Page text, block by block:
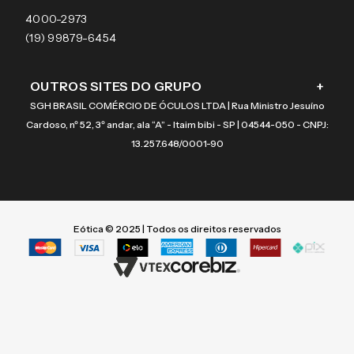
4000-2973
(19) 99879-6454
OUTROS SITES DO GRUPO +
SGH BRASIL COMÉRCIO DE ÓCULOS LTDA | Rua Ministro Jesuíno
Cardoso, nº 52, 3º andar, ala “A” - Itaim bibi - SP | 04544-050 - CNPJ:
13.257.648/0001-90
Eótica © 2025 | Todos os direitos reservados